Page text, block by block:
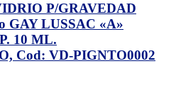
P/GRAVEDAD
GAY LUSSAC «A»
10 ML.
Cod: VD-PIGNTO0002